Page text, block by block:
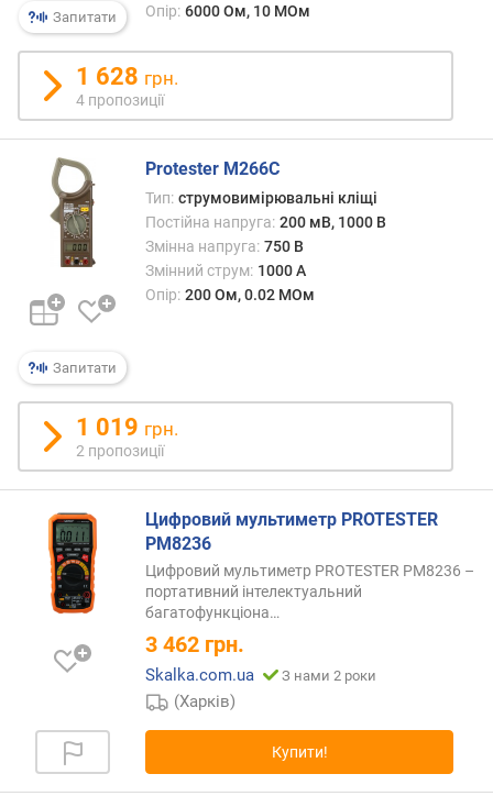
о
с
т
і
й
н
а
н
а
г
а
а
.
(
В
)
т
о
ч
і
с
м
Запитати
Опір: 6000 Ом, 10 МОм
1 628 грн.
4 пропозиції
Запитати
Protester M266C
Тип: струмовимірювальні кліщі
Постійна напруга: 200 мВ, 1000 В
Змінна напруга: 750 В
Змінний струм: 1000 А
Опір: 200 Ом, 0.02 МОм
1 019 грн.
2 пропозиції
Цифровий мультиметр PROTESTER
PM8236
Цифровий мультиметр PROTESTER PM8236 –
портативний інтелектуальний
багатофункціона…
3 462 грн.
Skalka.com.ua З нами 2 роки
(Харків)
Купити!